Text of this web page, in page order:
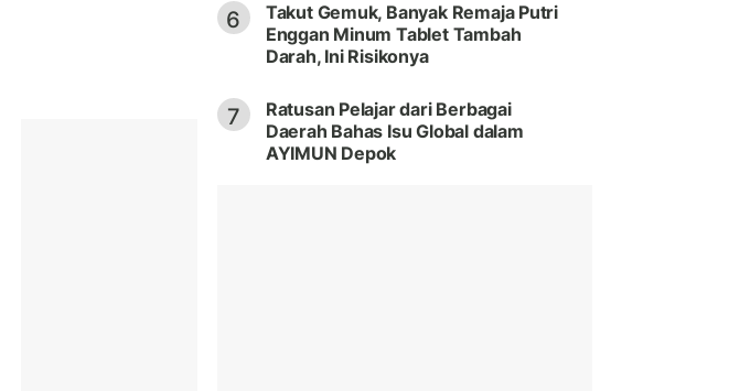
6
Takut Gemuk, Banyak Remaja Putri
Enggan Minum Tablet Tambah
Darah, Ini Risikonya
7
Ratusan Pelajar dari Berbagai
Daerah Bahas Isu Global dalam
AYIMUN Depok